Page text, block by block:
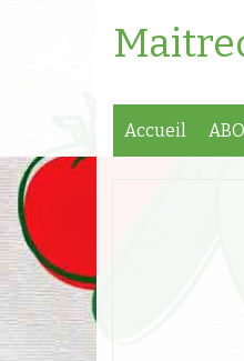
Accueil